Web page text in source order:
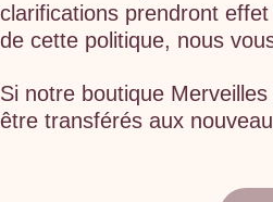
clarifications prendront
de cette politique, nous
Si notre boutique
être transférés aux